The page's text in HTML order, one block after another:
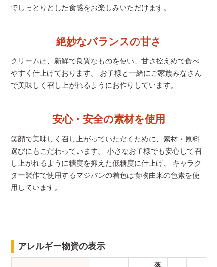
でしっとりとした食感をお楽しみいただけます。
絶妙なバランスの甘さ
クリームは、新鮮で良質なものを使い、甘さ控えめで食べ
やすく仕上げております。 お子様と一緒にご家族みなさん
で美味しく召し上がれるようにお作りしています。
安心・安全の素材を使用
笑顔で美味しく召し上がっていただくために、素材・原料
選びにもこだわっています。 小さなお子様でも安心して召
し上がれるように糖度を抑えた低糖度に仕上げ、 キャラク
ター製作で使用するマジパンの着色は食物由来の色素を使
用しています。
アレルギー物資の表示
落